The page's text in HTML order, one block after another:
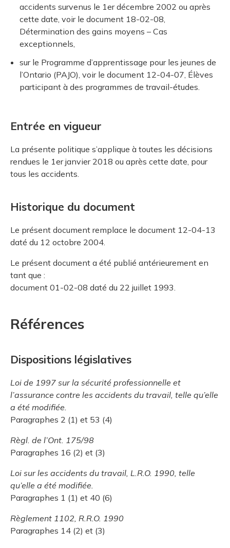
accidents survenus le 1er décembre 2002 ou après
cette date, voir le document 18-02-08,
Détermination des gains moyens – Cas
exceptionnels,
sur le Programme d’apprentissage pour les jeunes de
l’Ontario (PAJO), voir le document 12-04-07, Élèves
participant à des programmes de travail-études.
Entrée en vigueur
La présente politique s’applique à toutes les décisions
rendues le 1er janvier 2018 ou après cette date, pour
tous les accidents.
Historique du document
Le présent document remplace le document 12-04-13
daté du 12 octobre 2004.
Le présent document a été publié antérieurement en
tant que :
document 01-02-08 daté du 22 juillet 1993.
Références
Dispositions législatives
Loi de 1997 sur la sécurité professionnelle et
l’assurance contre les accidents du travail, telle qu’elle
a été modifiée.
Paragraphes 2 (1) et 53 (4)
Règl. de l’Ont. 175/98
Paragraphes 16 (2) et (3)
Loi sur les accidents du travail, L.R.O. 1990, telle
qu’elle a été modifiée.
Paragraphes 1 (1) et 40 (6)
Règlement 1102, R.R.O. 1990
Paragraphes 14 (2) et (3)